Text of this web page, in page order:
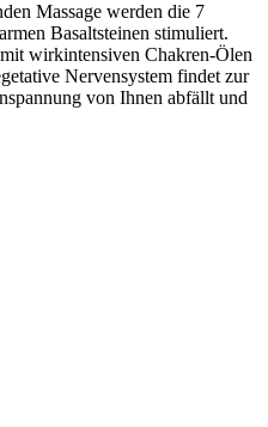
Massage werden die 7
Basaltsteinen stimuliert.
wirkintensiven Chakren-Ölen
Nervensystem findet zur
von Ihnen abfällt und